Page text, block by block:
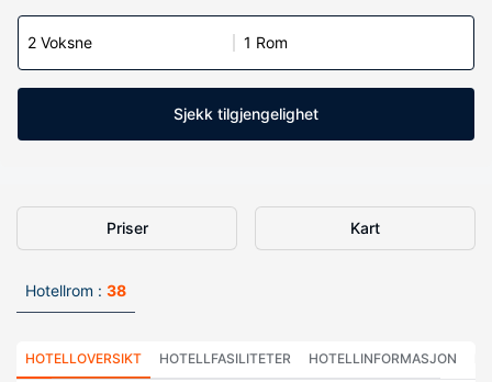
2 Voksne 1 Rom
Sjekk tilgjengelighet
Priser Kart
Hotellrom : 38
HOTELLOVERSIKT HOTELLFASILITETER HOTELLINFORMASJON